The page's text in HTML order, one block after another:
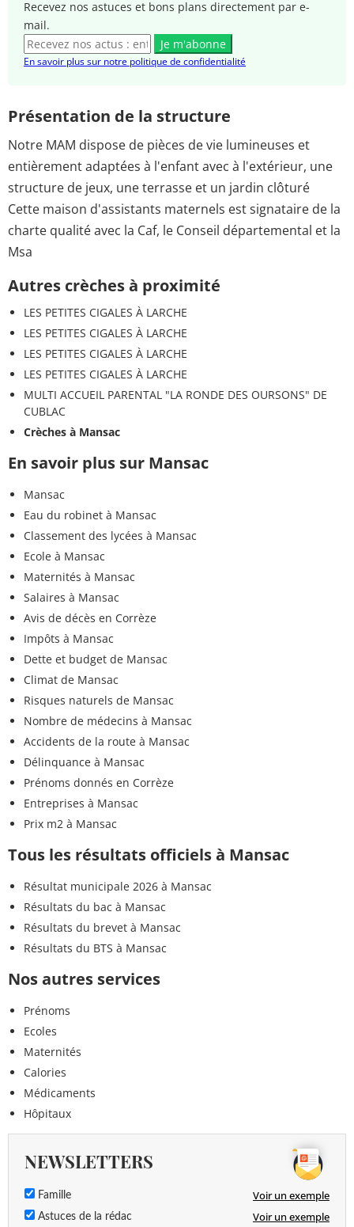
Recevez nos astuces et bons plans directement par e-
mail.
Je m'abonne
En savoir plus sur notre politique de confidentialité
Présentation de la structure
Notre MAM dispose de pièces de vie lumineuses et
entièrement adaptées à l'enfant avec à l'extérieur, une
structure de jeux, une terrasse et un jardin clôturé
Cette maison d'assistants maternels est signataire de la
charte qualité avec la Caf, le Conseil départemental et la
Msa
Autres crèches à proximité
LES PETITES CIGALES À LARCHE
LES PETITES CIGALES À LARCHE
LES PETITES CIGALES À LARCHE
LES PETITES CIGALES À LARCHE
MULTI ACCUEIL PARENTAL "LA RONDE DES OURSONS" DE
CUBLAC
Crèches à Mansac
En savoir plus sur Mansac
Mansac
Eau du robinet à Mansac
Classement des lycées à Mansac
Ecole à Mansac
Maternités à Mansac
Salaires à Mansac
Avis de décès en Corrèze
Impôts à Mansac
Dette et budget de Mansac
Climat de Mansac
Risques naturels de Mansac
Nombre de médecins à Mansac
Accidents de la route à Mansac
Délinquance à Mansac
Prénoms donnés en Corrèze
Entreprises à Mansac
Prix m2 à Mansac
Tous les résultats officiels à Mansac
Résultat municipale 2026 à Mansac
Résultats du bac à Mansac
Résultats du brevet à Mansac
Résultats du BTS à Mansac
Nos autres services
Prénoms
Ecoles
Maternités
Calories
Médicaments
Hôpitaux
NEWSLETTERS
Famille Voir un exemple
Astuces de la rédac Voir un exemple